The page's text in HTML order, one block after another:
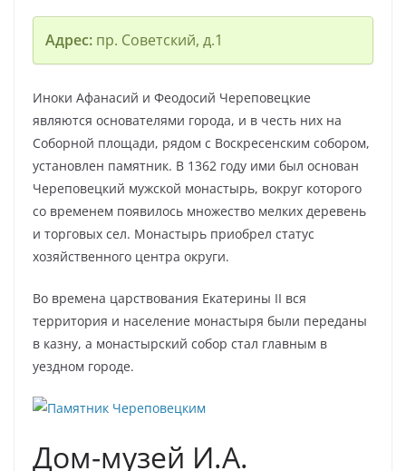
Адрес:пр. Советский, д.1
Иноки Афанасий и Феодосий Череповецкие
являются основателями города, и в честь них на
Соборной площади, рядом с Воскресенским собором,
установлен памятник. В 1362 году ими был основан
Череповецкий мужской монастырь, вокруг которого
со временем появилось множество мелких деревень
и торговых сел. Монастырь приобрел статус
хозяйственного центра округи.
Во времена царствования Екатерины II вся
территория и население монастыря были переданы
в казну, а монастырский собор стал главным в
уездном городе.
Дом-музей И.А.